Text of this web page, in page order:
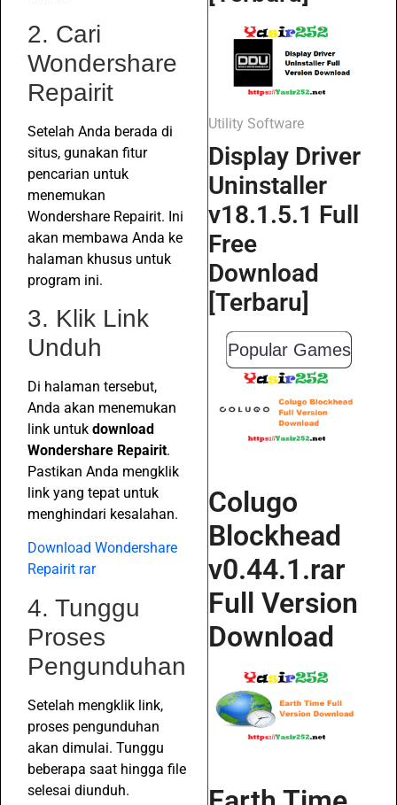
2. Cari
Wondershare
Repairit
Setelah Anda berada di
situs, gunakan fitur
pencarian untuk
menemukan
Wondershare Repairit. Ini
akan membawa Anda ke
halaman khusus untuk
program ini.
3. Klik Link
Unduh
Di halaman tersebut,
Anda akan menemukan
link untuk download
Wondershare Repairit.
Pastikan Anda mengklik
link yang tepat untuk
menghindari kesalahan.
Download Wondershare
Repairit rar
4. Tunggu
Proses
Pengunduhan
Setelah mengklik link,
proses pengunduhan
akan dimulai. Tunggu
beberapa saat hingga file
selesai diunduh.
Utility Software
Display Driver
Uninstaller
v18.1.5.1 Full
Free
Download
[Terbaru]
Popular Games
Colugo
Blockhead
v0.44.1.rar
Full Version
Download